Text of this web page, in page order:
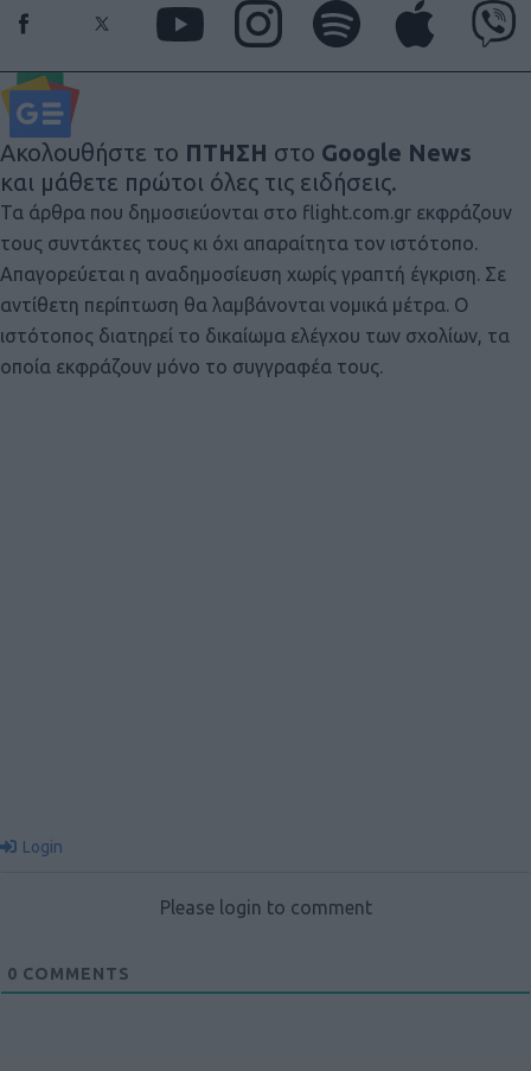
Ακολουθήστε το ΠΤΗΣΗ στο Google News
και μάθετε πρώτοι όλες τις ειδήσεις.
Τα άρθρα που δημοσιεύονται στο flight.com.gr εκφράζουν
τους συντάκτες τους κι όχι απαραίτητα τον ιστότοπο.
Απαγορεύεται η αναδημοσίευση χωρίς γραπτή έγκριση. Σε
αντίθετη περίπτωση θα λαμβάνονται νομικά μέτρα. Ο
ιστότοπος διατηρεί το δικαίωμα ελέγχου των σχολίων, τα
οποία εκφράζουν μόνο το συγγραφέα τους.
Login
Please login to comment
0 COMMENTS